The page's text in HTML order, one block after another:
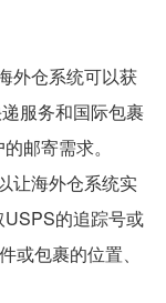
外仓系统可以获
服务和国际包裹
邮寄需求。
让海外仓系统实
的追踪号或
或包裹的位置、